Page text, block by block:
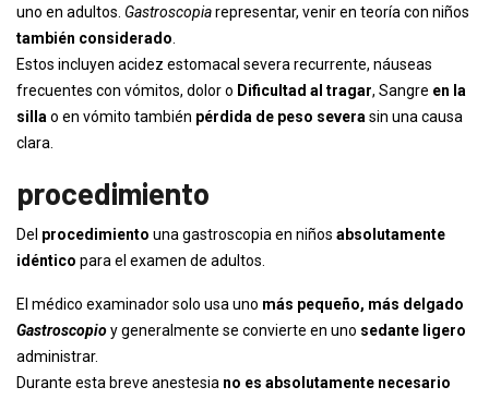
uno en adultos. Gastroscopiarepresentar, venir en teoría con niños
también considerado
Estos incluyen acidez estomacal severa recurrente, náuseas
frecuentes con vómitos, dolor o Dificultad al tragar, Sangre en la
silla o en vómito también pérdida de peso severa sin una causa
clara.
procedimiento
Del procedimiento una gastroscopia en niños absolutamente
idéntico para el examen de adultos.
El médico examinador solo usa uno más pequeño, más delgado
Gastroscopioy generalmente se convierte en uno sedante ligero
administrar.
Durante esta breve anestesia no es absolutamente necesario